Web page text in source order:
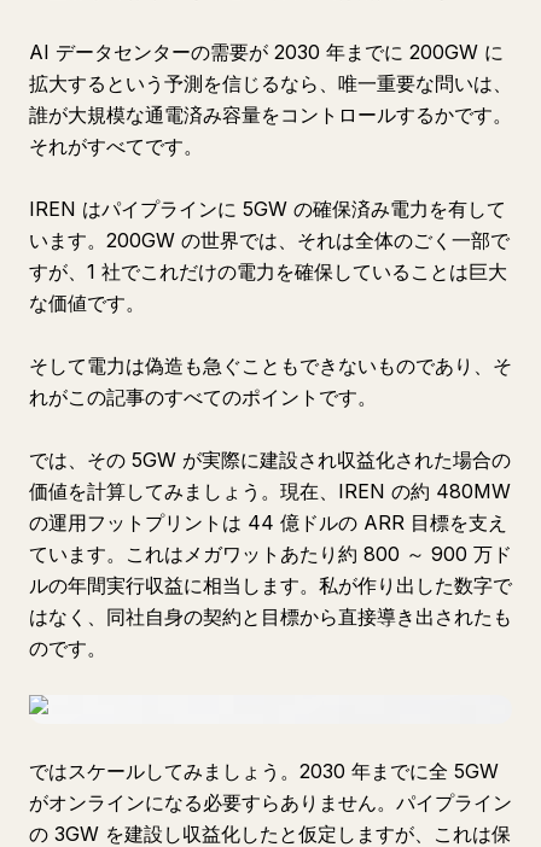
AI データセンターの需要が 2030 年までに 200GW に
拡大するという予測を信じるなら、唯一重要な問いは、
誰が大規模な通電済み容量をコントロールするかです。
それがすべてです。
IREN はパイプラインに 5GW の確保済み電力を有して
います。200GW の世界では、それは全体のごく一部で
すが、1 社でこれだけの電力を確保していることは巨大
な価値です。
そして電力は偽造も急ぐこともできないものであり、そ
れがこの記事のすべてのポイントです。
では、その 5GW が実際に建設され収益化された場合の
価値を計算してみましょう。現在、IREN の約 480MW
の運用フットプリントは 44 億ドルの ARR 目標を支え
ています。これはメガワットあたり約 800 ～ 900 万ド
ルの年間実行収益に相当します。私が作り出した数字で
はなく、同社自身の契約と目標から直接導き出されたも
のです。
ではスケールしてみましょう。2030 年までに全 5GW
がオンラインになる必要すらありません。パイプライン
の 3GW を建設し収益化したと仮定しますが、これは保